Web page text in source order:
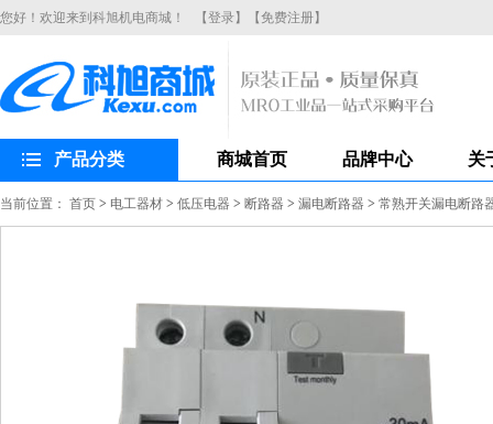
您好！欢迎来到科旭机电商城！ 【登录】 【免费注册】
产品分类 商城首页 品牌中心 关
当前位置： 首页 > 电工器材 > 低压电器 > 断路器 > 漏电断路器 > 常熟开关漏电断路